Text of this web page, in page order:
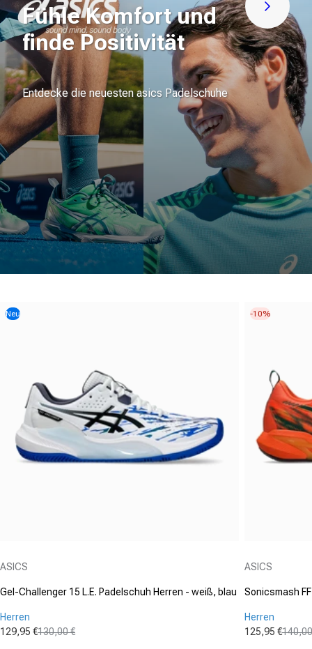
Fühle Komfort und
finde Positivität
Entdecke die neuesten asics Padelschuhe
Jetzt
Neu
ASICS
Gel-Challenger 15 L.E. Padelschuh Herren - weiß, blau
Herren
Verkaufspreis
129,95 €
Normaler Preis
130,00 €
-10%
ASICS
Sonicsmash
Herren
125,95 €
Normaler